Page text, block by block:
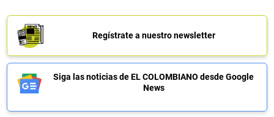
Regístrate a nuestro newsletter
Siga las noticias de EL COLOMBIANO desde Google
News